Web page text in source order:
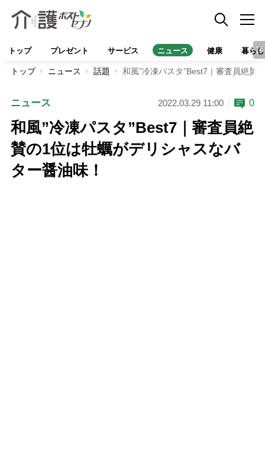
トップ プレゼント サービス ニュース 健康 暮らし
トップ ニュース 話題 和風”冷凍パスタ”Best7｜審査員絶賛
ニュース 2022.03.29 11:00 0
和風”冷凍パスタ”Best7｜審査員絶
賛の1位は牡蠣がデリシャスなバ
ター醤油味！